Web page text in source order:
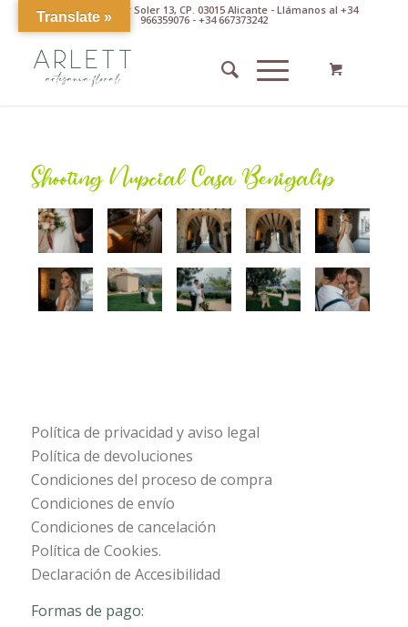
Av. Pintor Xavier Soler 13, CP. 03015 Alicante - Llámanos al +34
966359076 - +34 667373242
Shooting Nupcial Casa Benigalip
Política de privacidad y aviso legal
Política de devoluciones
Condiciones del proceso de compra
Condiciones de envío
Condiciones de cancelación
Política de Cookies.
Declaración de Accesibilidad
Formas de pago:
Translate »